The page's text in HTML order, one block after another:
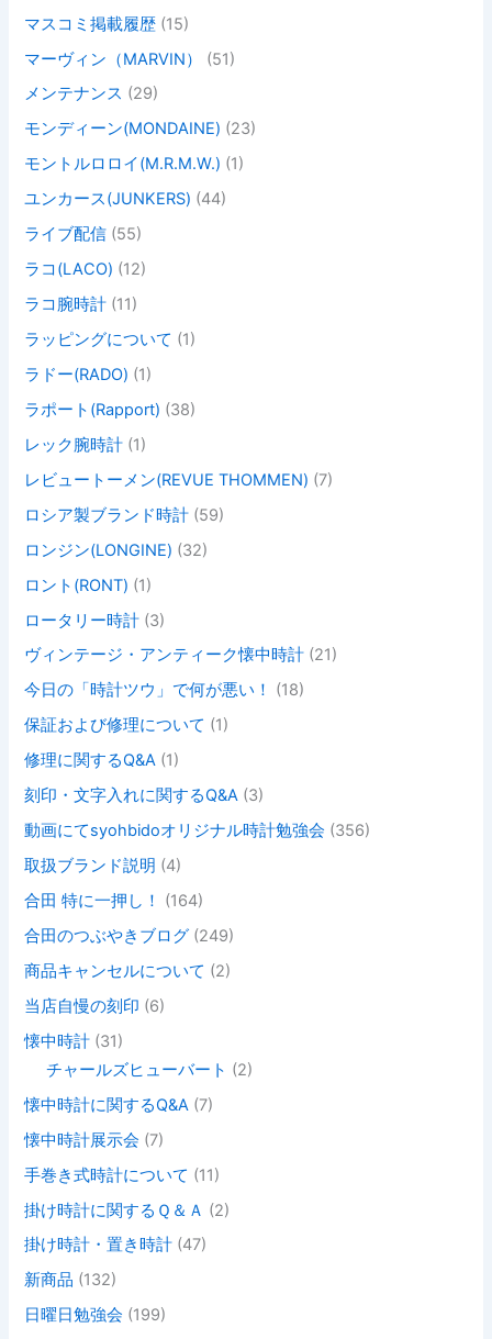
マスコミ掲載履歴 (15)
マーヴィン（MARVIN）
(51)
メンテナンス (29)
モンディーン(MONDAINE) (23)
モントルロロイ(M.R.M.W.) (1)
ユンカース(JUNKERS) (44)
ライブ配信 (55)
ラコ(LACO) (12)
ラコ腕時計 (11)
ラッピングについて (1)
ラドー(RADO) (1)
ラポート(Rapport) (38)
レック腕時計 (1)
レビュートーメン(REVUE THOMMEN) (7)
ロシア製ブランド時計 (59)
ロンジン(LONGINE) (32)
ロント(RONT) (1)
ロータリー時計 (3)
ヴィンテージ・アンティーク懐中時計 (21)
今日の「時計ツウ」で何が悪い！
(18)
保証および修理について (1)
修理に関するQ&A (1)
刻印・文字入れに関するQ&A (3)
動画にてsyohbidoオリジナル時計勉強会 (356)
取扱ブランド説明 (4)
合田 特に一押し！
(164)
合田のつぶやきブログ (249)
商品キャンセルについて (2)
当店自慢の刻印 (6)
懐中時計 (31)
チャールズヒューバート (2)
懐中時計に関するQ&A (7)
懐中時計展示会 (7)
手巻き式時計について (11)
掛け時計に関するＱ＆Ａ (2)
掛け時計・置き時計 (47)
新商品 (132)
日曜日勉強会 (199)